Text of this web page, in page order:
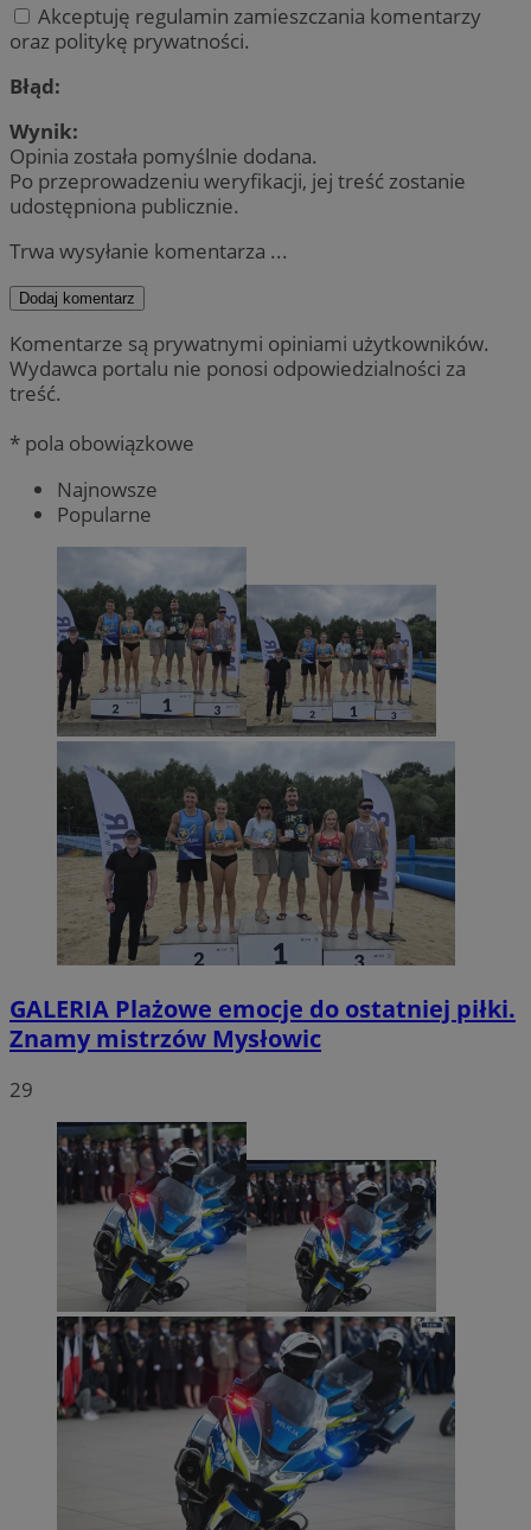
Akceptuję regulamin zamieszczania komentarzy
oraz politykę prywatności.
Błąd:
Wynik:
Opinia została pomyślnie dodana.
Po przeprowadzeniu weryfikacji, jej treść zostanie
udostępniona publicznie.
Trwa wysyłanie komentarza ...
Dodaj komentarz
Komentarze są prywatnymi opiniami użytkowników.
Wydawca portalu nie ponosi odpowiedzialności za
treść.
* pola obowiązkowe
Najnowsze
Popularne
GALERIA Plażowe emocje do ostatniej piłki.
Znamy mistrzów Mysłowic
29